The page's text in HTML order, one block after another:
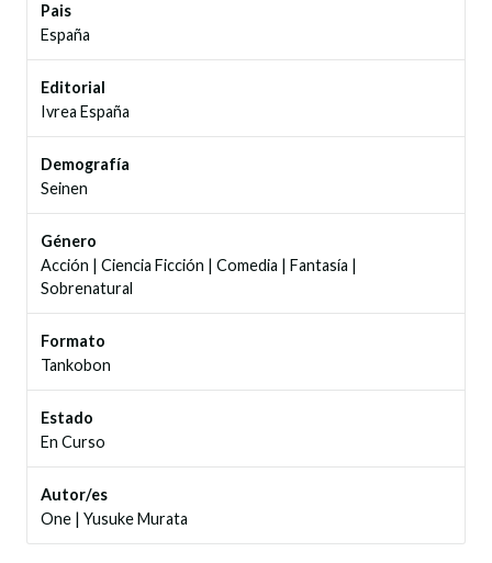
Pais
España
Editorial
Ivrea España
Demografía
Seinen
Género
Acción | Ciencia Ficción | Comedia | Fantasía |
Sobrenatural
Formato
Tankobon
Estado
En Curso
Autor/es
One | Yusuke Murata